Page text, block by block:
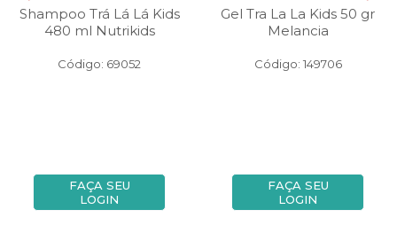
Shampoo Trá Lá Lá Kids
480 ml Nutrikids
Código: 69052
FAÇA SEU
LOGIN
Gel Tra La La Kids 50 gr
Melancia
Código: 149706
FAÇA SEU
LOGIN